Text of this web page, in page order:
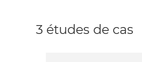
3 études de cas